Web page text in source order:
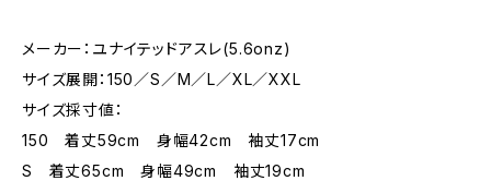
メーカー：ユナイテッドアスレ(5.6onz)
サイズ展開：150／S／M／L／XL／XXL
サイズ採寸値：
150 着丈59cm 身幅42cm 袖丈17cm
S 着丈65cm 身幅49cm 袖丈19cm